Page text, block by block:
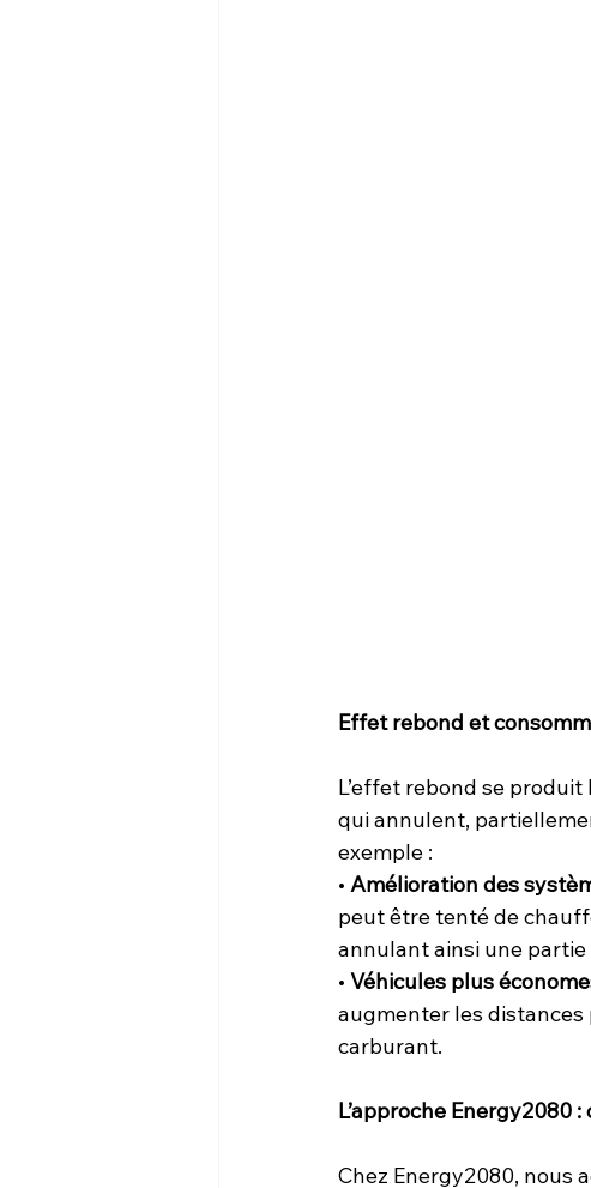
Effet rebond et
L’effet rebond se
qui annulent,
exemple :
• Amélioration des
peut être tenté de
annulant ainsi une partie
• Véhicules plus
augmenter les distances
carburant.
L’approche
Chez Energy2080, nous